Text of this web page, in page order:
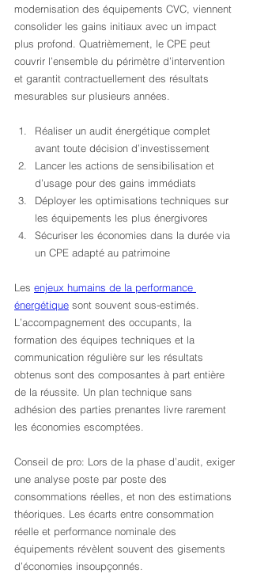
modernisation des équipements CVC, viennent
consolider les gains initiaux avec un impact
plus profond. Quatrièmement, le CPE peut
couvrir l’ensemble du périmètre d’intervention
et garantit contractuellement des résultats
mesurables sur plusieurs années.
Réaliser un audit énergétique complet
avant toute décision d’investissement
Lancer les actions de sensibilisation et
d’usage pour des gains immédiats
Déployer les optimisations techniques sur
les équipements les plus énergivores
Sécuriser les économies dans la durée via
un CPE adapté au patrimoine
Les enjeux humains de la performance
énergétique sont souvent sous-estimés.
L’accompagnement des occupants, la
formation des équipes techniques et la
communication régulière sur les résultats
obtenus sont des composantes à part entière
de la réussite. Un plan technique sans
adhésion des parties prenantes livre rarement
les économies escomptées.
Conseil de pro: Lors de la phase d’audit, exiger
une analyse poste par poste des
consommations réelles, et non des estimations
théoriques. Les écarts entre consommation
réelle et performance nominale des
équipements révèlent souvent des gisements
d’économies insoupçonnés.